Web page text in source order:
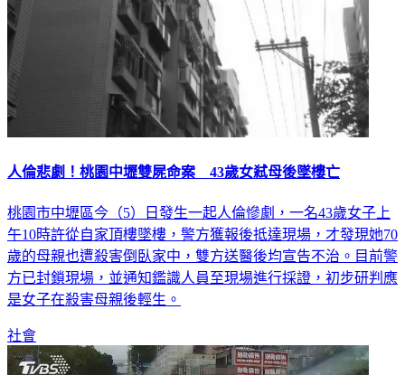
人倫悲劇！桃園中壢雙屍命案 43歲女弒母後墜樓亡
桃園市中壢區今（5）日發生一起人倫慘劇，一名43歲女子上
午10時許從自家頂樓墜樓，警方獲報後抵達現場，才發現她70
歲的母親也遭殺害倒臥家中，雙方送醫後均宣告不治。目前警
方已封鎖現場，並通知鑑識人員至現場進行採證，初步研判應
是女子在殺害母親後輕生。
社會